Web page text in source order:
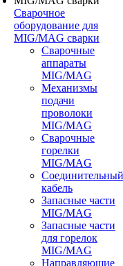
Сварочное
оборудование для
MIG/MAG сварки
Сварочные
аппараты
MIG/MAG
Механизмы
подачи
проволоки
MIG/MAG
Сварочные
горелки
MIG/MAG
Соединительный
кабель
Запасные части
MIG/MAG
Запасные части
для горелок
MIG/MAG
Направляющие